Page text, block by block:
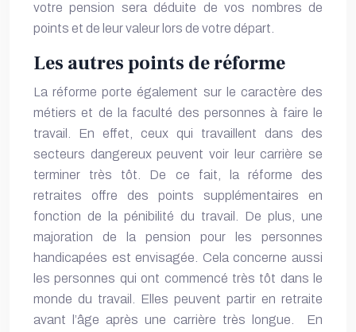
votre pension sera déduite de vos nombres de
points et de leur valeur lors de votre départ.
Les autres points de réforme
La réforme porte également sur le caractère des
métiers et de la faculté des personnes à faire le
travail. En effet, ceux qui travaillent dans des
secteurs dangereux peuvent voir leur carrière se
terminer très tôt. De ce fait, la réforme des
retraites offre des points supplémentaires en
fonction de la pénibilité du travail. De plus, une
majoration de la pension pour les personnes
handicapées est envisagée. Cela concerne aussi
les personnes qui ont commencé très tôt dans le
monde du travail. Elles peuvent partir en retraite
avant l’âge après une carrière très longue. En